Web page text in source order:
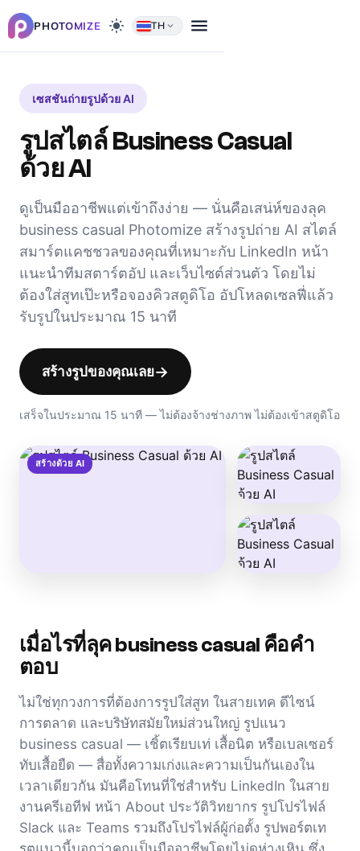
PHOTOMIZE light_mode TH expand_more menu
เซสชันถ่ายรูปด้วย AI
รูปสไตล์ Business Casual
ด้วย AI
ดูเป็นมืออาชีพแต่เข้าถึงง่าย — นั่นคือเสน่ห์ของลุค
business casual Photomize สร้างรูปถ่าย AI สไตล์
สมาร์ตแคชชวลของคุณที่เหมาะกับ LinkedIn หน้า
แนะนำทีมสตาร์ตอัป และเว็บไซต์ส่วนตัว โดยไม่
ต้องใส่สูทเป๊ะหรือจองคิวสตูดิโอ อัปโหลดเซลฟี่แล้ว
รับรูปในประมาณ 15 นาที
สร้างรูปของคุณเลย→
เสร็จในประมาณ 15 นาที — ไม่ต้องจ้างช่างภาพ ไม่ต้องเข้าสตูดิโอ
สร้างด้วย AI
เมื่อไรที่ลุค business casual คือคำ
ตอบ
ไม่ใช่ทุกวงการที่ต้องการรูปใส่สูท ในสายเทค ดีไซน์
การตลาด และบริษัทสมัยใหม่ส่วนใหญ่ รูปแนว
business casual — เชิ้ตเรียบเท่ เสื้อนิต หรือเบลเซอร์
ทับเสื้อยืด — สื่อทั้งความเก่งและความเป็นกันเองใน
เวลาเดียวกัน มันคือโทนที่ใช่สำหรับ LinkedIn ในสาย
งานครีเอทีฟ หน้า About ประวัติวิทยากร รูปโปรไฟล์
Slack และ Teams รวมถึงโปรไฟล์ผู้ก่อตั้ง รูปพอร์ตเท